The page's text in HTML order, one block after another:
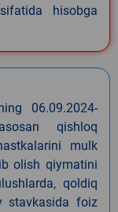
hisobga
06.09.2024-
qishloq
mulk
olish qiymatini
qoldiq
stavkasida foiz